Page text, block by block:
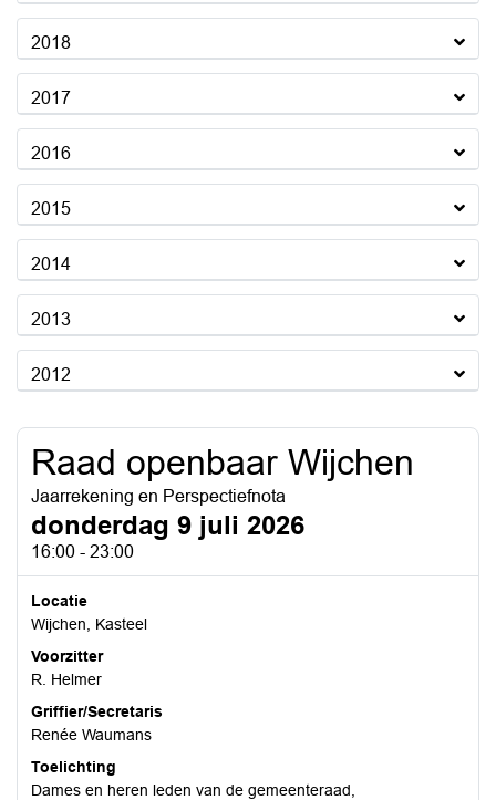
2018
2017
2016
2015
2014
2013
2012
Raad openbaar Wijchen
Jaarrekening en Perspectiefnota
donderdag 9 juli 2026
16:00 - 23:00
Locatie
Wijchen, Kasteel
Voorzitter
R. Helmer
Griffier/Secretaris
Renée Waumans
Toelichting
Dames en heren leden van de gemeenteraad,